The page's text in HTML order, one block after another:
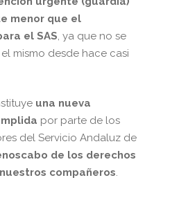
menor que el
el SAS, ya que no se
mismo desde hace casi
una nueva
por parte de los
del Servicio Andaluz de
de los derechos
compañeros.